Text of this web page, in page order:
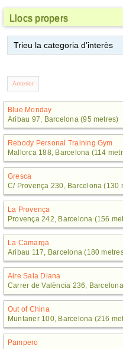
Llocs propers
Blue Monday
Aribau 97, Barcelona (95 metres)
Rebody Personal Training Gym
Mallorca 188, Barcelona (114
Gresca
C/ Provença 230, Barcelona (130
La Provença
Provença 242, Barcelona (156
La Camarga
Aribau 117, Barcelona (180
Aire Sala Diana
Carrer de València 236,
Out of China
Muntaner 100, Barcelona (216
Pampero